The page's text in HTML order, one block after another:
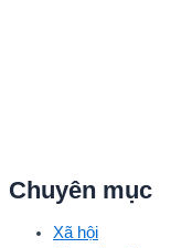
Chuyên mục
Xã hội